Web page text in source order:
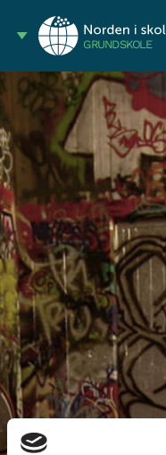
GRUNDSKOLE